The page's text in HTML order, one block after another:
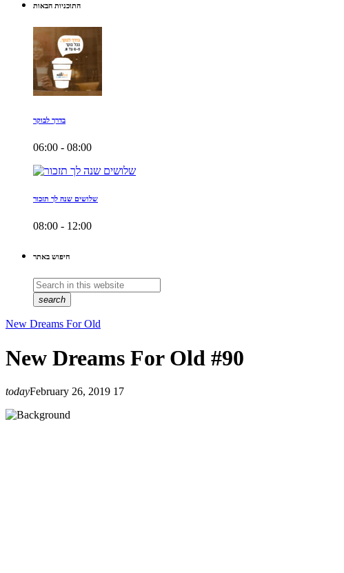
התוכניות הבאות
בדרך לבוקר
06:00 - 08:00
שלושים שנה לך תזכור
08:00 - 12:00
חיפוש באתר
search
New Dreams For Old
New Dreams For Old #90
todayFebruary 26, 2019 17